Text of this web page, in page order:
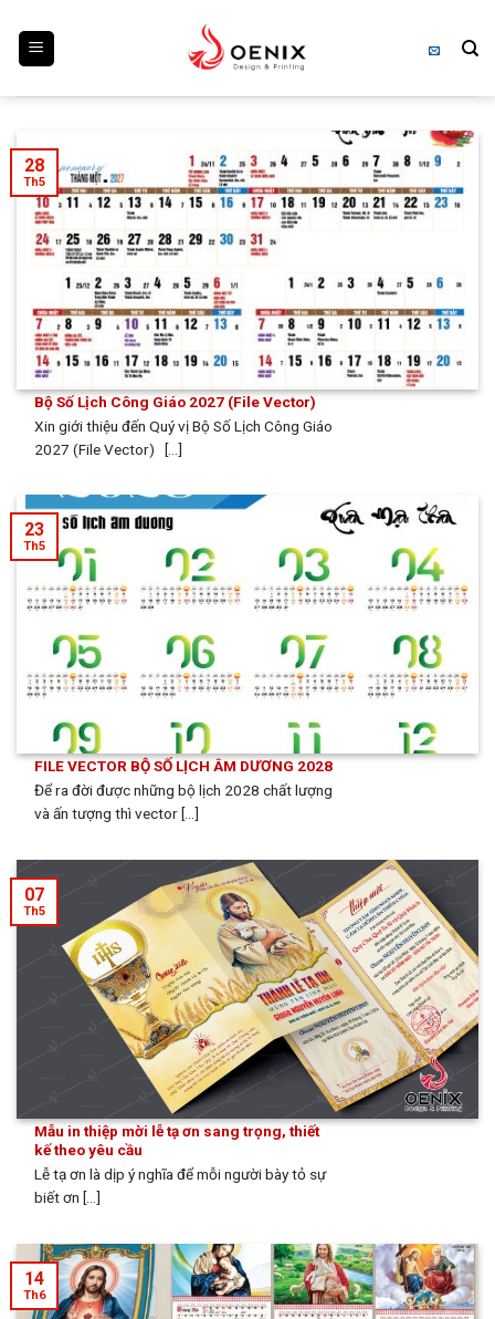
content
Bộ Số Lịch Công Giáo 2027 (File Vector)
Xin giới thiệu đến Quý vị Bộ Số Lịch Công Giáo
2027 (File Vector) [...]
28
Th5
FILE VECTOR BỘ SỐ LỊCH ÂM DƯƠNG 2028
Để ra đời được những bộ lịch 2028 chất lượng
và ấn tượng thì vector [...]
23
Th5
Mẫu in thiệp mời lễ tạ ơn sang trọng, thiết
kế theo yêu cầu
Lễ tạ ơn là dịp ý nghĩa để mỗi người bày tỏ sự
biết ơn [...]
07
Th5
14
Th6